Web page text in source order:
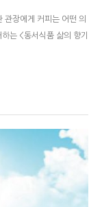
관장에게 커피는 어떤 의
는 <동서식품 삶의 향기